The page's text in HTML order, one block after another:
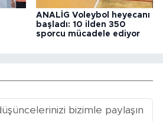
ANALİG Voleybol heyecanı
başladı: 10 ilden 350
sporcu mücadele ediyor